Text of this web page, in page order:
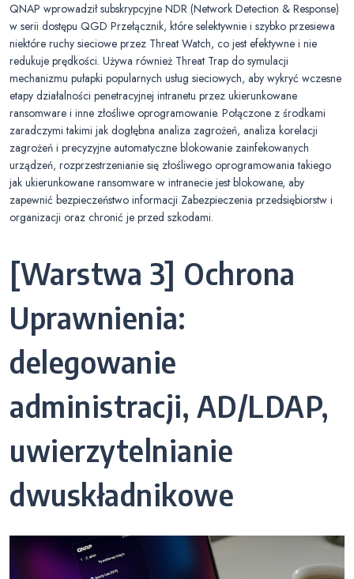
QNAP wprowadził subskrypcyjne NDR (Network Detection & Response)
w serii dostępu QGD Przełącznik, które selektywnie i szybko przesiewa
niektóre ruchy sieciowe przez Threat Watch, co jest efektywne i nie
redukuje prędkości. Używa również Threat Trap do symulacji
mechanizmu pułapki popularnych usług sieciowych, aby wykryć wczesne
etapy działalności penetracyjnej intranetu przez ukierunkowane
ransomware i inne złośliwe oprogramowanie. Połączone z środkami
zaradczymi takimi jak dogłębna analiza zagrożeń, analiza korelacji
zagrożeń i precyzyjne automatyczne blokowanie zainfekowanych
urządzeń, rozprzestrzenianie się złośliwego oprogramowania takiego
jak ukierunkowane ransomware w intranecie jest blokowane, aby
zapewnić bezpieczeństwo informacji Zabezpieczenia przedsiębiorstw i
organizacji oraz chronić je przed szkodami.
[Warstwa 3] Ochrona
Uprawnienia:
delegowanie
administracji, AD/LDAP,
uwierzytelnianie
dwuskładnikowe